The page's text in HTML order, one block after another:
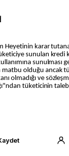
Heyetinin karar
sunulan kredi
sunulması
matbu olduğu ancak
olmadığı ve
tüketicinin